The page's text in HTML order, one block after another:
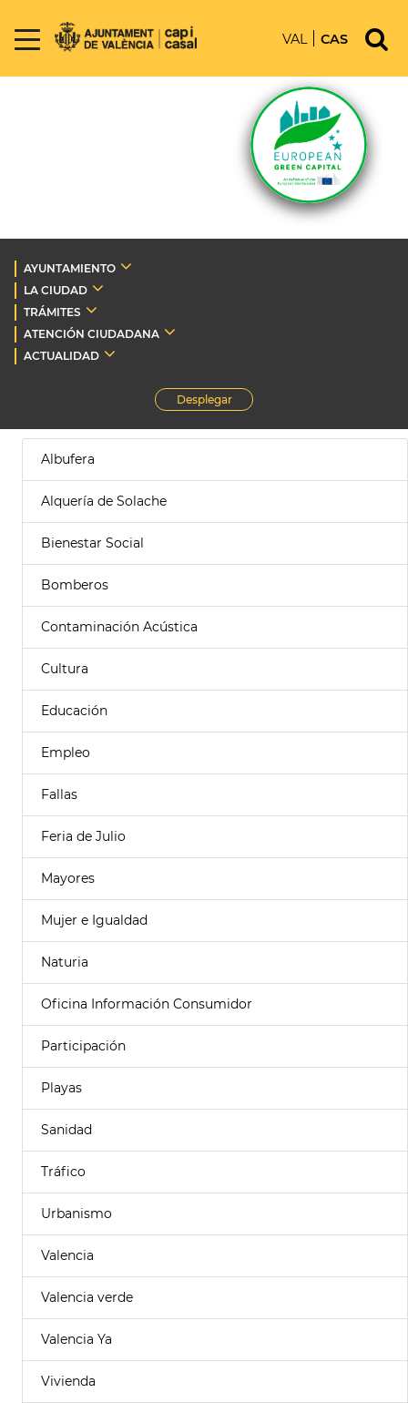
VAL CAS
AYUNTAMIENTO
LA CIUDAD
TRÁMITES
ATENCIÓN CIUDADANA
ACTUALIDAD
Desplegar
Albufera
Alquería de Solache
Bienestar Social
Bomberos
Contaminación Acústica
Cultura
Educación
Empleo
Fallas
Feria de Julio
Mayores
Mujer e Igualdad
Naturia
Oficina Información Consumidor
Participación
Playas
Sanidad
Tráfico
Urbanismo
Valencia
Valencia verde
Valencia Ya
Vivienda